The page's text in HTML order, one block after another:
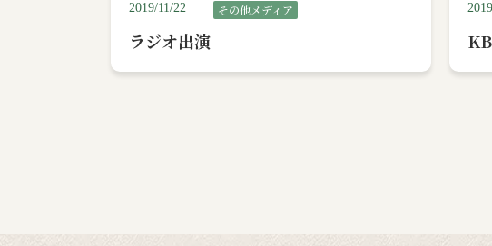
2019/11/22 その他メディア
ラジオ出演